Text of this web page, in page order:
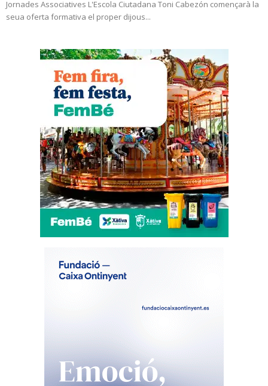
Jornades Associatives L'Escola Ciutadana Toni Cabezón començarà la
seua oferta formativa el proper dijous...